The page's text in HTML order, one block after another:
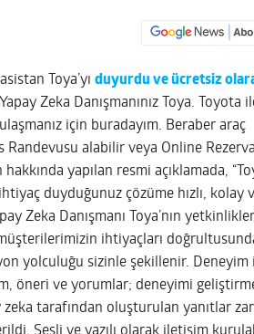
Toya’yı duyurdu ve ücretsiz
Zeka Danışmanınız Toya. Toyota
için buradayım. Beraber araç
Randevusu alabilir veya Online
yapılan resmi açıklamada,
duyduğunuz çözüme hızlı, kolay
Zeka Danışmanı Toya’nın
ihtiyaçları
yolculuğu sizinle şekillenir. Deneyim
öneri ve yorumlar; deneyimi
tarafından oluşturulan yanıtlar
Sesli ve yazılı olarak iletişim